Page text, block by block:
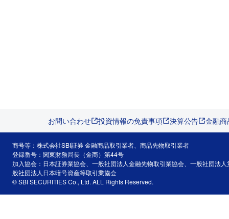
お問い合わせ 投資情報の免責事項 決算公告 金融
商号等：株式会社SBI証券 金融商品取引業者、商品先物取引業者
登録番号：関東財務局長（金商）第44号
加入協会：日本証券業協会、一般社団法人金融先物取引業協会、一般社団法
般社団法人日本暗号資産等取引業協会
© SBI SECURITIES Co., Ltd. ALL Rights Reserved.